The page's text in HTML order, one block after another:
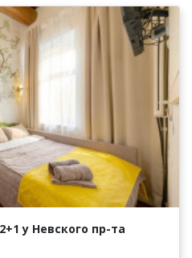
у Невского пр-та